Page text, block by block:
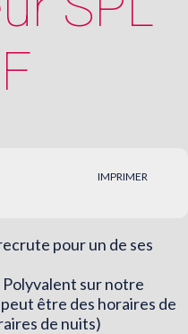
IMPRIMER
pour un de ses
sur notre
être des horaires de
de nuits)